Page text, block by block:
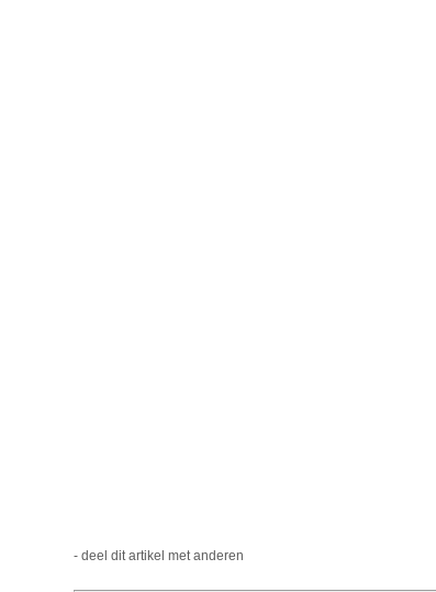
- deel dit artikel met anderen